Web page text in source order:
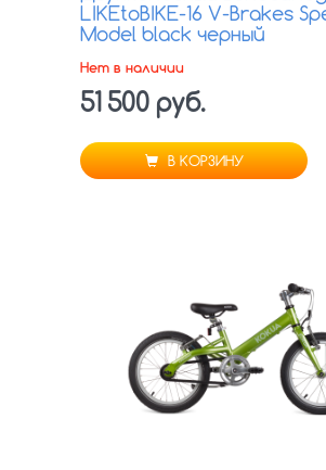
LIKEtoBIKE-16 V-Brakes
Model black черный
Нет в наличии
51 500 руб.
В КОРЗИНУ